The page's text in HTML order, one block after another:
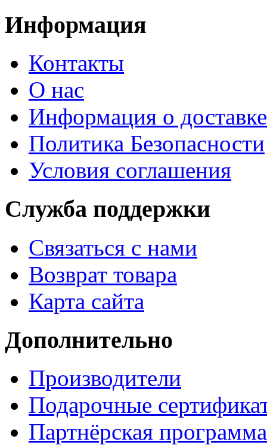
Информация
Контакты
О нас
Информация о доставке
Политика Безопасности
Условия соглашения
Служба поддержки
Связаться с нами
Возврат товара
Карта сайта
Дополнительно
Производители
Подарочные
Партнёрская программа